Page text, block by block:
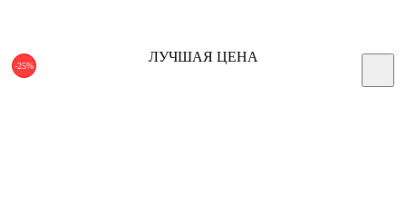
-25%
ЛУЧШАЯ ЦЕНА